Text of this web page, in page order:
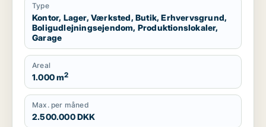
Type
Kontor, Lager, Værksted, Butik, Erhvervsgrund,
Boligudlejningsejendom, Produktionslokaler,
Garage
Areal
1.000 m2
Max. per måned
2.500.000 DKK